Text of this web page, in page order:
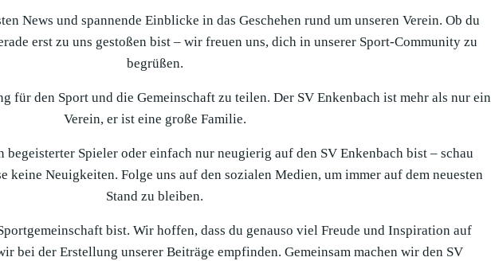
News und spannende Einblicke in das Geschehen rund um unseren Verein. Ob du
erst zu uns gestoßen bist – wir freuen uns, dich in unserer Sport-Community zu
begrüßen.
für den Sport und die Gemeinschaft zu teilen. Der SV Enkenbach ist mehr als nur ein
Verein, er ist eine große Familie.
begeisterter Spieler oder einfach nur neugierig auf den SV Enkenbach bist – schau
keine Neuigkeiten. Folge uns auf den sozialen Medien, um immer auf dem neuesten
Stand zu bleiben.
bist. Wir hoffen, dass du genauso viel Freude und Inspiration auf
bei der Erstellung unserer Beiträge empfinden. Gemeinsam machen wir den SV